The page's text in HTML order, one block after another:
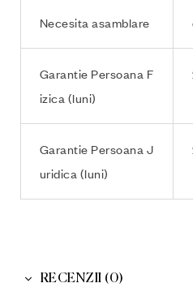
Necesita asamblare
Garantie Persoana F
izica (luni)
Garantie Persoana J
uridica (luni)
RECENZII (0)